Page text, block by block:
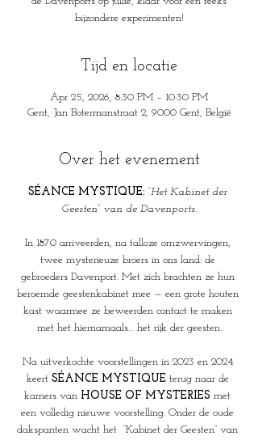
bijzondere experimenten!
Tijd en locatie
Apr 25, 2026, 8:30 PM – 10:30 PM
Gent, Jan Botermanstraat 2, 9000 Gent, België
Over het evenement
SÉANCE MYSTIQUE: “Het Kabinet der
Geesten“ van de Davenports.
In 1870 arriveerden, na talloze omzwervingen,
twee mysterieuze broers in ons land: de
gebroeders Davenport. Met zich brachten ze hun
beroemde geestenkabinet mee — een grote houten
kast waarmee ze beweerden contact te maken
met het hiernamaals… het rijk der geesten.
Na uitverkochte voorstellingen in 2023 en 2024
keert SÉANCE MYSTIQUE terug naar de
kamers van HOUSE OF MYSTERIES met
een volledig nieuwe voorstelling. Onder de oude
dakspanten wacht het  “Kabinet der Geesten” van